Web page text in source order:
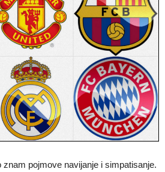
pojmove navijanje i simpatisanje.